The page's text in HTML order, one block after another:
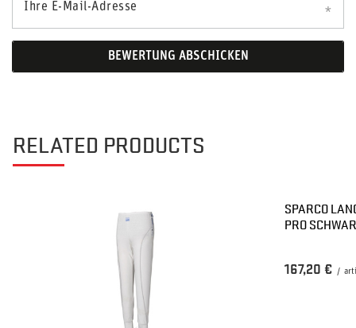
Ihre E-Mail-Adresse
BEWERTUNG ABSCHICKEN
RELATED PRODUCTS
SPARCO
PRO
167,20 € /